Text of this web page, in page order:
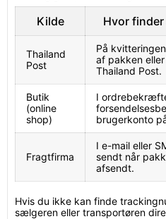
Kilde Hvor
Thailand
Post
På
af pakken
Thailand Post.
Butik
(online
shop)
I
brugerkonto
Fragtfirma
I e-mail eller
sendt når
afsendt.
Hvis du ikke kan finde
sælgeren eller transportøren